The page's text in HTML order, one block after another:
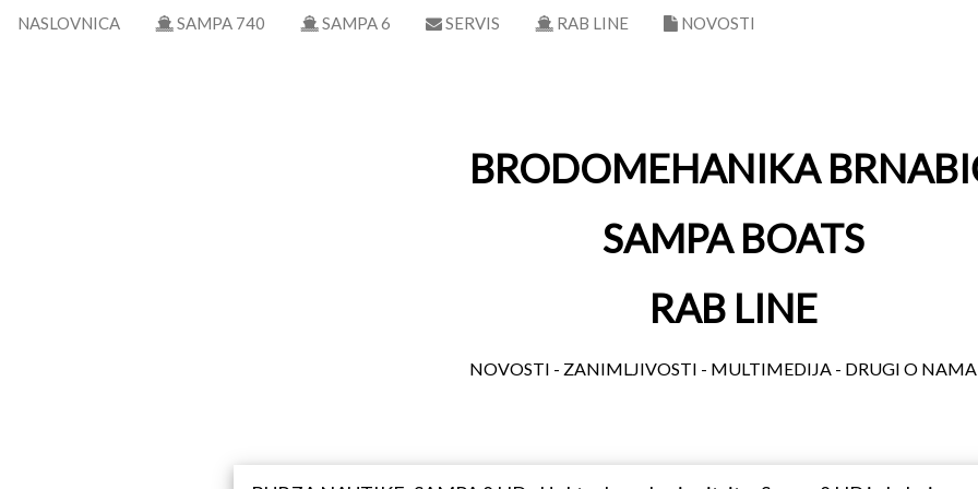
NASLOVNICA SAMPA 740 SAMPA 6 SERVIS RAB LINE NOVOSTI
BRODOMEHANIKA
SAMPA BOATS
RAB LINE
NOVOSTI - ZANIMLJIVOSTI - MULTIMEDIJA - DRUGI O